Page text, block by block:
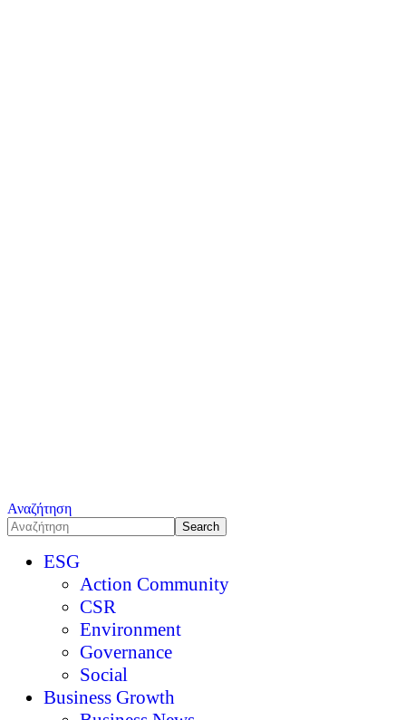
Αναζήτηση
ESG
Action Community
CSR
Environment
Governance
Social
Business Growth